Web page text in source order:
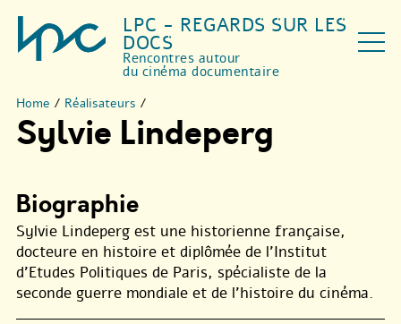
LPC - REGARDS SUR LES
DOCS
Rencontres autour
du cinéma documentaire
Home / Réalisateurs /
Sylvie Lindeperg
Biographie
Sylvie Lindeperg est une historienne française,
docteure en histoire et diplômée de l’Institut
d’Etudes Politiques de Paris, spécialiste de la
seconde guerre mondiale et de l’histoire du cinéma.